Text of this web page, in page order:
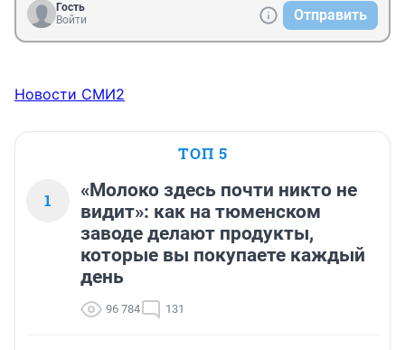
Гость
Войти
Отправить
Новости СМИ2
ТОП 5
1
«Молоко здесь почти никто не
видит»: как на тюменском
заводе делают продукты,
которые вы покупаете каждый
день
96 784 131